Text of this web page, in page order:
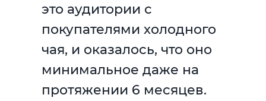
это аудитории с
покупателями холодного
чая, и оказалось, что оно
минимальное даже на
протяжении 6 месяцев.